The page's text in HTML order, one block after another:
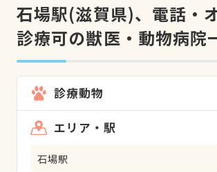
石場駅(滋賀県)、電話・
診療可の獣医・動物病院
診療動物
エリア・駅
石場駅